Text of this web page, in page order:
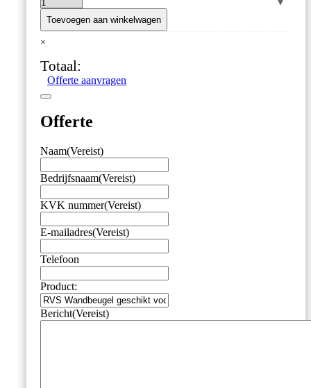
RVS
Wandbeugel
geschikt
voor
Thermometers
aantal
Toevoegen aan winkelwagen
×
Totaal:
Offerte aanvragen
Offerte
Naam(Vereist)
Bedrijfsnaam(Vereist)
KVK nummer(Vereist)
E-mailadres(Vereist)
Telefoon
Product:
Bericht(Vereist)